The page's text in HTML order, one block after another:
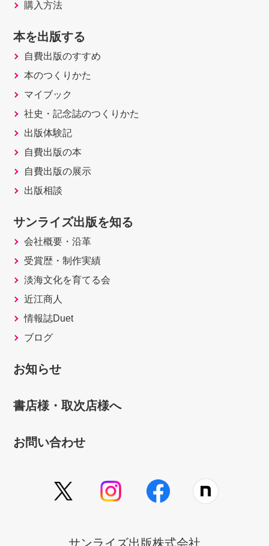
購入方法
本を出版する
自費出版のすすめ
本のつくりかた
マイブック
社史・記念誌のつくりかた
出版体験記
自費出版の本
自費出版の展示
出版相談
サンライズ出版を知る
会社概要・沿革
受賞歴・制作実績
淡海文化を育てる会
近江商人
情報誌Duet
ブログ
お知らせ
書店様・取次店様へ
お問い合わせ
サンライズ出版株式会社